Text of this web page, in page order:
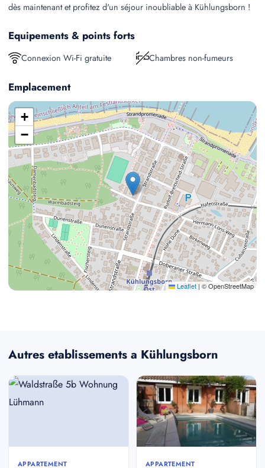
dès maintenant et profitez d'un séjour inoubliable à Kühlungsborn !
Equipements & points forts
Connexion Wi-Fi gratuite Chambres non-fumeurs
Emplacement
+
−
Leaflet | © OpenStreetMap
Autres etablissements a Kühlungsborn
APPARTEMENT APPARTEMENT